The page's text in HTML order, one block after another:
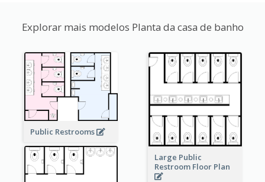
Explorar mais modelos Planta da casa de banho
Public Restrooms
Large Public
Restroom Floor Plan